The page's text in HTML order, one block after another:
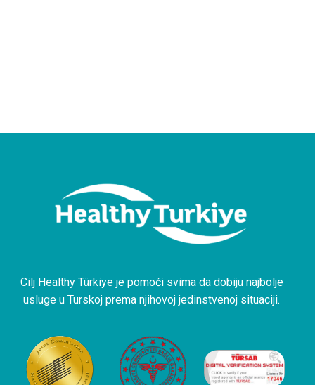
Cilj Healthy Türkiye je pomoći svima da dobiju najbolje
usluge u Turskoj prema njihovoj jedinstvenoj situaciji.